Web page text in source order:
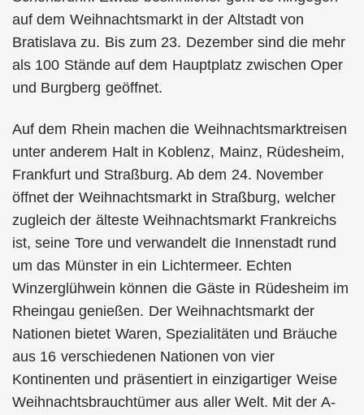
auf dem Weihnachtsmarkt in der Altstadt von
Bratislava zu. Bis zum 23. Dezember sind die mehr
als 100 Stände auf dem Hauptplatz zwischen Oper
und Burgberg geöffnet.
Auf dem Rhein machen die Weihnachtsmarktreisen
unter anderem Halt in Koblenz, Mainz, Rüdesheim,
Frankfurt und Straßburg. Ab dem 24. November
öffnet der Weihnachtsmarkt in Straßburg, welcher
zugleich der älteste Weihnachtsmarkt Frankreichs
ist, seine Tore und verwandelt die Innenstadt rund
um das Münster in ein Lichtermeer. Echten
Winzerglühwein können die Gäste in Rüdesheim im
Rheingau genießen. Der Weihnachtsmarkt der
Nationen bietet Waren, Spezialitäten und Bräuche
aus 16 verschiedenen Nationen von vier
Kontinenten und präsentiert in einzigartiger Weise
Weihnachtsbrauchtümer aus aller Welt. Mit der A-